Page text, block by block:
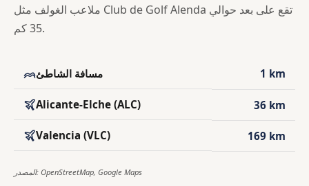
ملاعب الغولف مثل Club de Golf Alenda تقع على بعد حوالي
35 كم.
مسافة الشاطئ 1 km
Alicante-Elche (ALC) 36 km
Valencia (VLC) 169 km
المصدر: OpenStreetMap, Google Maps